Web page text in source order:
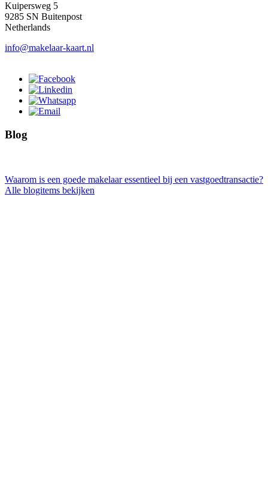
Kuipersweg 5
9285 SN Buitenpost
Netherlands
info@makelaar-kaart.nl
Blog
Waarom is een goede makelaar essentieel bij een vastgoedtransactie?
Alle blogitems bekijken